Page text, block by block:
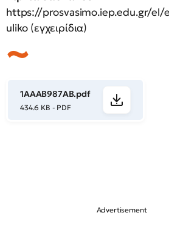
https://prosvasimo.iep.edu.gr/el/
uliko (εγχειρίδια)
1ΑΑΑΒ987ΑΒ.pdf
434.6 KB - PDF